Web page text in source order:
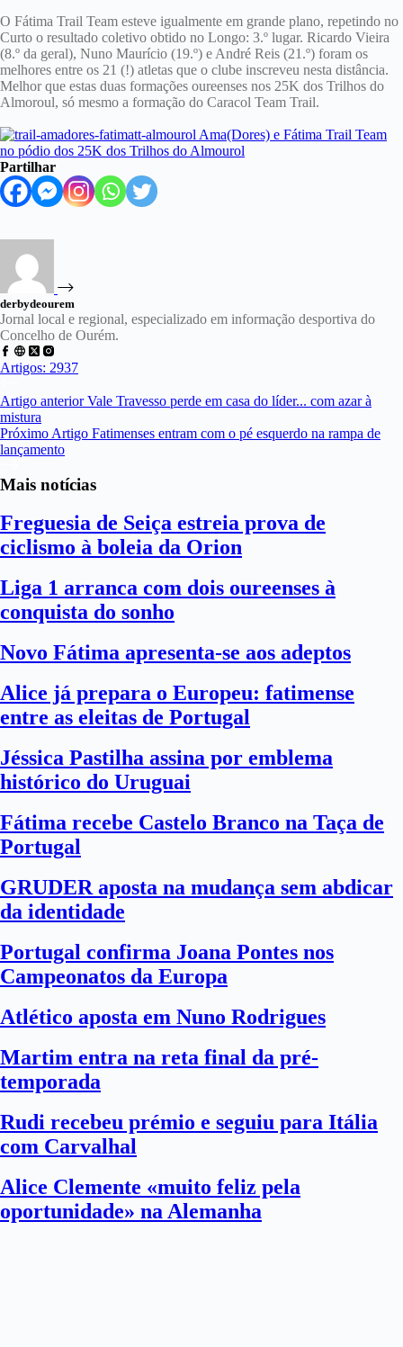
O Fátima Trail Team esteve igualmente em grande plano, repetindo no
Curto o resultado coletivo obtido no Longo: 3.º lugar. Ricardo Vieira
(8.º da geral), Nuno Maurício (19.º) e André Reis (21.º) foram os
melhores entre os 21 (!) atletas que o clube inscreveu nesta distância.
Melhor que estas duas formações oureenses nos 25K dos Trilhos do
Almoroul, só mesmo a formação do Caracol Team Trail.
Partilhar
derbydeourem
Jornal local e regional, especializado em informação desportiva do
Concelho de Ourém.
Artigos: 2937
Artigo anteriorVale Travesso perde em casa do líder... com azar à
mistura
Próximo Artigo Fatimenses entram com o pé esquerdo na rampa de
lançamento
Mais notícias
Freguesia de Seiça estreia prova de
ciclismo à boleia da Orion
Liga 1 arranca com dois oureenses à
conquista do sonho
Novo Fátima apresenta-se aos adeptos
Alice já prepara o Europeu: fatimense
entre as eleitas de Portugal
Jéssica Pastilha assina por emblema
histórico do Uruguai
Fátima recebe Castelo Branco na Taça de
Portugal
GRUDER aposta na mudança sem abdicar
da identidade
Portugal confirma Joana Pontes nos
Campeonatos da Europa
Atlético aposta em Nuno Rodrigues
Martim entra na reta final da pré-
temporada
Rudi recebeu prémio e seguiu para Itália
com Carvalhal
Alice Clemente «muito feliz pela
oportunidade» na Alemanha